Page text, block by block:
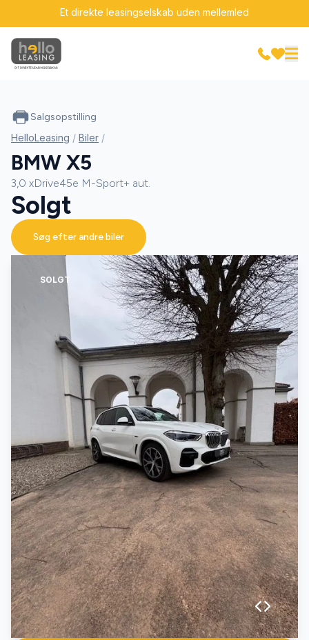
Et direkte leasingselskab uden mellemled
SOLGT
Salgsopstilling
HelloLeasing / Biler /
BMW X5
3,0 xDrive45e M-Sport+ aut.
Solgt
Søg efter andre biler